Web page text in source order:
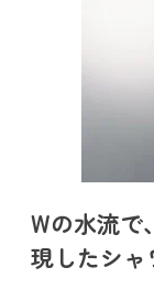
Wの水流で
現したシャ